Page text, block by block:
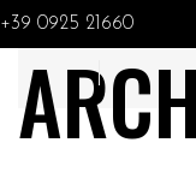
+39 0925 21660